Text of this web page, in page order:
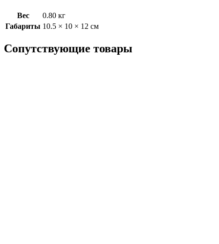
Вес
0.80 кг
Габариты 10.5 × 10 × 12 см
Сопутствующие товары